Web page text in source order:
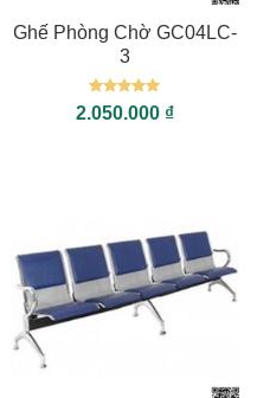
Ghế Phòng Chờ GC04LC-
3
Được xếp
hạng55
2.050.000 ₫